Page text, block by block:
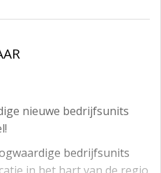
nieuwe bedrijfsunits
bedrijfsunits